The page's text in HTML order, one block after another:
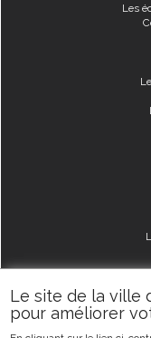
Le site de la ville
pour améliorer
Les
Les